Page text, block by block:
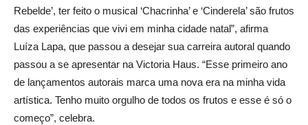
Rebelde’, ter feito o musical ‘Chacrinha’ e ‘Cinderela’ são frutos
das experiências que vivi em minha cidade natal”, afirma
Luíza Lapa, que passou a desejar sua carreira autoral quando
passou a se apresentar na Victoria Haus. “Esse primeiro ano
de lançamentos autorais marca uma nova era na minha vida
artística. Tenho muito orgulho de todos os frutos e esse é só o
começo”, celebra.